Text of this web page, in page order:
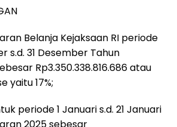
Belanja Kejaksaan RI periode
s.d. 31 Desember Tahun
Rp3.350.338.816.686 atau
yaitu 17%;
periode 1 Januari s.d. 21 Januari